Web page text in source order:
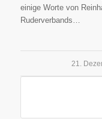
einige Worte von
Ruderverbands…
21.